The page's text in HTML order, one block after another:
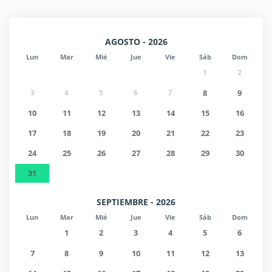
- Apoyo de oficina, consultas, asuntos generales durante su
estancia.
Información de entrada/salida:
del propietario)
- Check-out a las 11:00.
- Fines de semana: NO DISPONIBLE (contáctenos).
- Para check-in fuera de horario, sujeto a disponibilidad,
AGOSTO - 2026
Lun Mar Mié Jue Vie Sáb Dom
1
2
3
4 5 6 7 8
9
10
11 12 13 14 15
16
17
18 19 20 21 22
23
24
25 26 27 28 29
30
31
SEPTIEMBRE - 2026
Lun Mar Mié Jue Vie Sáb Dom
1 2 3 4 5
6
7
8 9 10 11 12
13